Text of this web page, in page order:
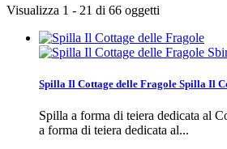
Visualizza 1 - 21 di 66 oggetti
Spilla Il Cottage delle Fragole Spilla Il
Spilla a forma di teiera dedicata al
a forma di teiera dedicata al...